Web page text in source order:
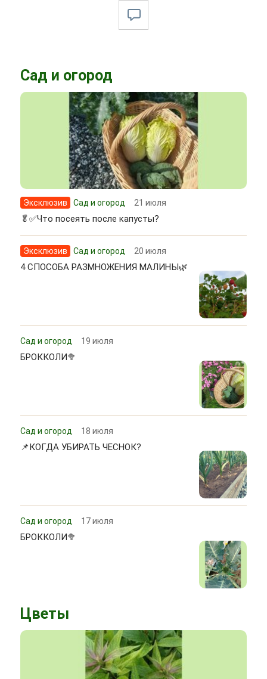
Сад и огород
Эксклюзив Сад и огород 21 июля
🥬✅Что посеять после капусты?
Эксклюзив Сад и огород 20 июля
4 СПОСОБА РАЗМНОЖЕНИЯ МАЛИНЫ🌿
Сад и огород 19 июля
БРОККОЛИ🥦
Сад и огород 18 июля
📌КОГДА УБИРАТЬ ЧЕСНОК?
Сад и огород 17 июля
БРОККОЛИ🥦
Цветы